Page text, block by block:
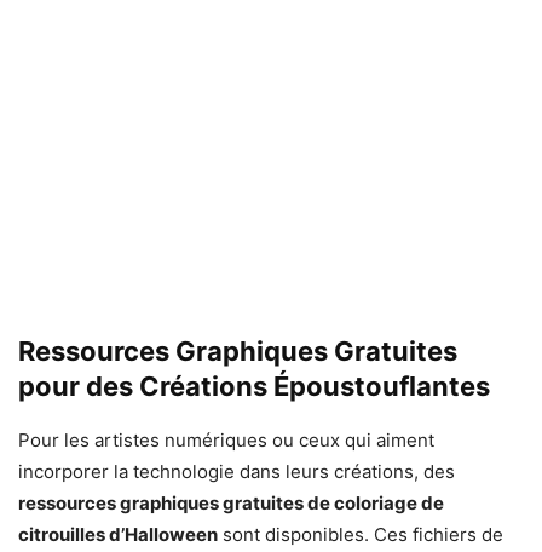
Ressources Graphiques Gratuites
pour des Créations Époustouflantes
Pour les artistes numériques ou ceux qui aiment
incorporer la technologie dans leurs créations, des
ressources graphiques gratuites de coloriage de
citrouilles d’Halloween sont disponibles. Ces fichiers de